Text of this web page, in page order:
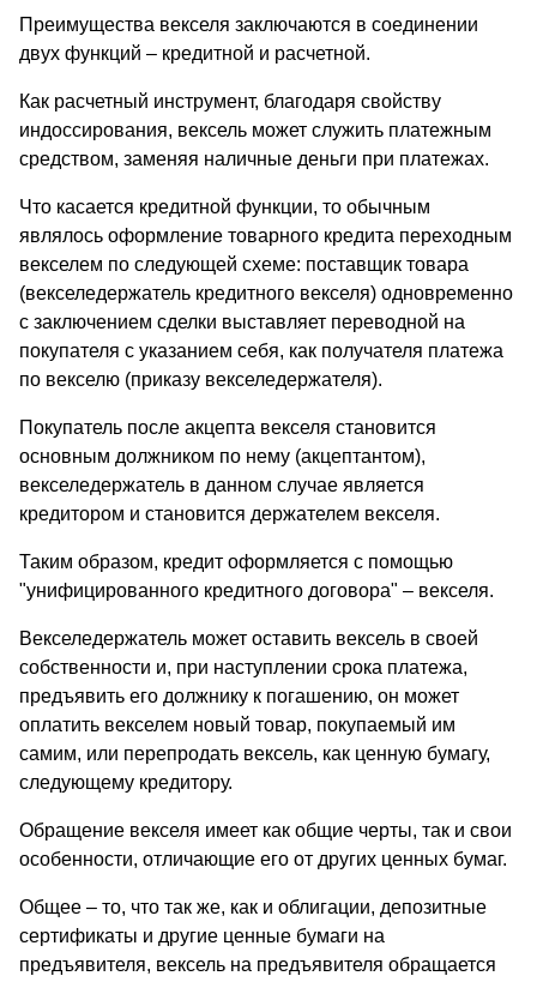
Преимущества векселя заключаются в соединении
двух функций – кредитной и расчетной.
Как расчетный инструмент, благодаря свойству
индоссирования, вексель может служить платежным
средством, заменяя наличные деньги при платежах.
Что касается кредитной функции, то обычным
являлось оформление товарного кредита переходным
векселем по следующей схеме: поставщик товара
(векселедержатель кредитного векселя) одновременно
с заключением сделки выставляет переводной на
покупателя с указанием себя, как получателя платежа
по векселю (приказу векселедержателя).
Покупатель после акцепта векселя становится
основным должником по нему (акцептантом),
векселедержатель в данном случае является
кредитором и становится держателем векселя.
Таким образом, кредит оформляется с помощью
"унифицированного кредитного договора" – векселя.
Векселедержатель может оставить вексель в своей
собственности и, при наступлении срока платежа,
предъявить его должнику к погашению, он может
оплатить векселем новый товар, покупаемый им
самим, или перепродать вексель, как ценную бумагу,
следующему кредитору.
Обращение векселя имеет как общие черты, так и свои
особенности, отличающие его от других ценных бумаг.
Общее – то, что так же, как и облигации, депозитные
сертификаты и другие ценные бумаги на
предъявителя, вексель на предъявителя обращается